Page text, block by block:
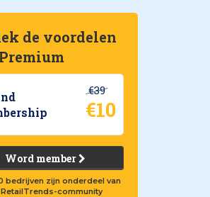
de voordelen
€39
€10
Word member
bedrijven zijn onderdeel van
community